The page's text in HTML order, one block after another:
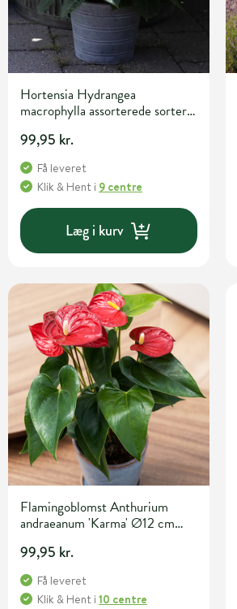
Hortensia Hydrangea
macrophylla assorterede sorter
99,95 kr.
Få leveret
Klik & Hent i 9 centre
Læg i kurv
Flamingoblomst Anthurium
andraeanum 'Karma' Ø12 cm
99,95 kr.
Få leveret
Klik & Hent i 10 centre